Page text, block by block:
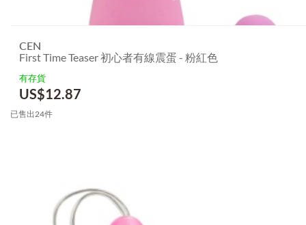
CEN
First Time Teaser 初心者有線震蛋 - 粉紅色
有存貨
US$12.87
已售出24件